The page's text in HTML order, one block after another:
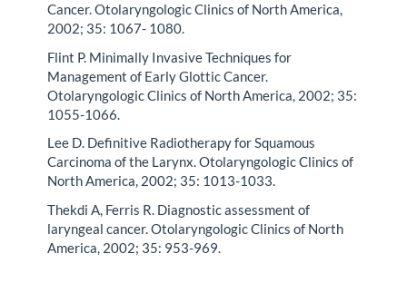
Cancer. Otolaryngologic Clinics of North America,
2002; 35: 1067- 1080.
Flint P. Minimally Invasive Techniques for
Management of Early Glottic Cancer.
Otolaryngologic Clinics of North America, 2002; 35:
1055-1066.
Lee D. Definitive Radiotherapy for Squamous
Carcinoma of the Larynx. Otolaryngologic Clinics of
North America, 2002; 35: 1013-1033.
Thekdi A, Ferris R. Diagnostic assessment of
laryngeal cancer. Otolaryngologic Clinics of North
America, 2002; 35: 953-969.